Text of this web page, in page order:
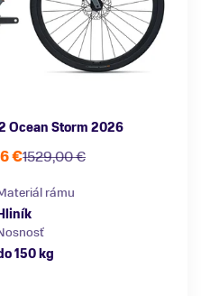
Ocean Storm 2026
1529,00 €
€
rámu
150 kg